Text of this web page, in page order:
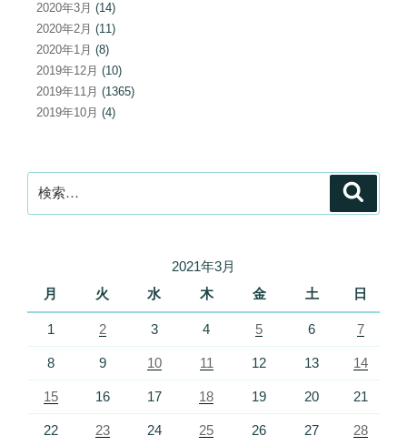
2020年3月 (14)
2020年2月 (11)
2020年1月 (8)
2019年12月 (10)
2019年11月 (1365)
2019年10月 (4)
索:
2021年3月
月
火 水 木 金 土 日
1 2 3 4 5 6 7
8 9 10 11 12 13 14
15 16 17 18 19 20 21
22 23 24 25 26 27 28